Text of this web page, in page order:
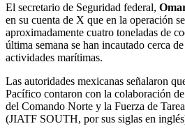
El secretario de Seguridad federal,
en su cuenta de X que en la operación
aproximadamente cuatro toneladas de
última semana se han incautado cerca
actividades marítimas.
Las autoridades mexicanas señalaron
Pacífico contaron con la colaboración
del Comando Norte y la Fuerza de
(JIATF SOUTH, por sus siglas en